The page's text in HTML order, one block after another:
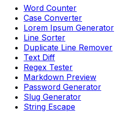
Word Counter
Case Converter
Lorem Ipsum Generator
Line Sorter
Duplicate Line Remover
Text Diff
Regex Tester
Markdown Preview
Password Generator
Slug Generator
String Escape